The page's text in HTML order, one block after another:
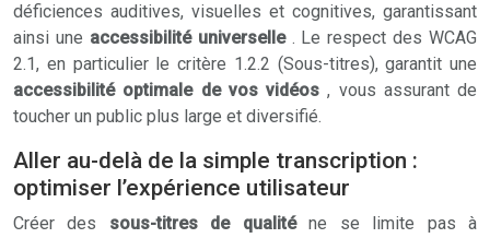
déficiences auditives, visuelles et cognitives, garantissant
ainsi une accessibilité universelle . Le respect des WCAG
2.1, en particulier le critère 1.2.2 (Sous-titres), garantit une
accessibilité optimale de vos vidéos, vous assurant de
toucher un public plus large et diversifié.
Aller au-delà de la simple transcription :
optimiser l’expérience utilisateur
Créer des sous-titres de qualiténe se limite pas à